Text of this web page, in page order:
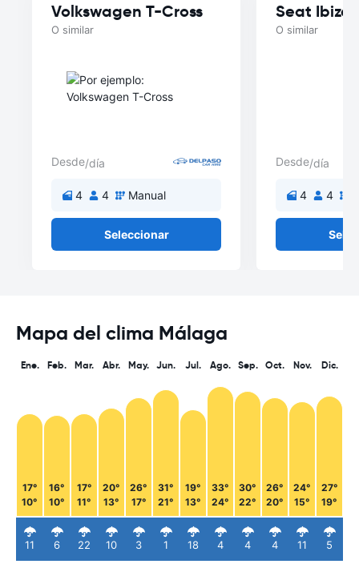
Volkswagen T-Cross
O similar
Desde/día
4 4 Manual
Seleccionar
Seat Ibiza
O similar
Desde/día
4 4
Mapa del clima Málaga
Ene.
17°
10°
11
Feb.
16°
10°
6
Mar.
17°
11°
22
Abr.
20°
13°
10
May.
26°
17°
3
Jun.
31°
21°
1
Jul.
19°
13°
18
Ago.
33°
24°
4
Sep.
30°
22°
4
Oct.
26°
20°
4
Nov.
24°
15°
11
Dic.
27°
19°
5